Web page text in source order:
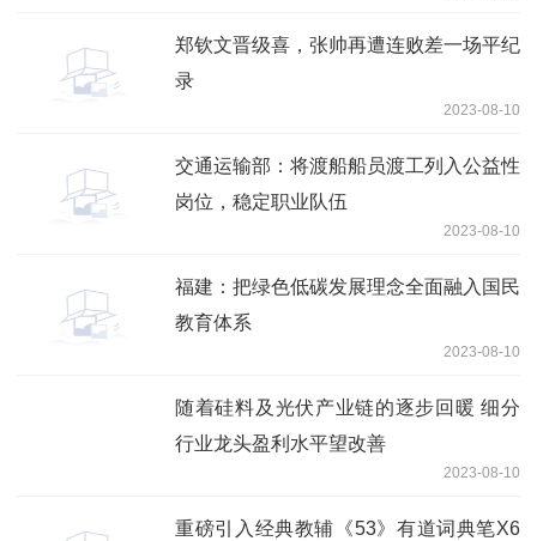
郑钦文晋级喜，张帅再遭连败差一场平纪
录
2023-08-10
交通运输部：将渡船船员渡工列入公益性
岗位，稳定职业队伍
2023-08-10
福建：把绿色低碳发展理念全面融入国民
教育体系
2023-08-10
随着硅料及光伏产业链的逐步回暖 细分
行业龙头盈利水平望改善
2023-08-10
重磅引入经典教辅《53》有道词典笔X6